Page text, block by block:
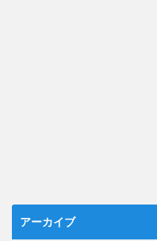
アーカイブ